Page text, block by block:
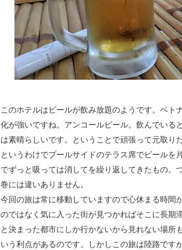
このホテルはビールが飲み放題のようです。ベト
化が強いですね。アンコールビール。飲んでいる
は素晴らしいです。ということで頑張って元取り
というわけでプールサイドのテラス席でビールを
でずっと吸っては消してを繰り返してきたもの。
巻には違いありません。
今回の旅は常に移動していますので心休まる時間
のではなく気に入った街が見つかればそこに長期
と決まった都市にしか行かないから見れない場所
いう利点があるのです。しかしこの旅は陸路です